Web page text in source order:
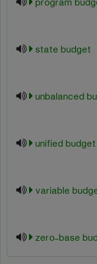
state budget
unbalanced
unified budget
variable
zero-base